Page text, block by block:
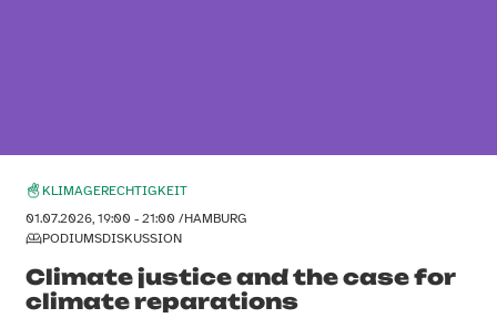
KLIMAGERECHTIGKEIT
01.07.2026, 19:00 - 21:00 /HAMBURG
PODIUMSDISKUSSION
Climate justice and the case for
climate reparations